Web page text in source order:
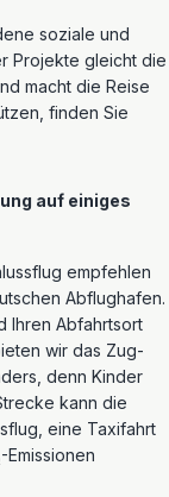
soziale und
Projekte gleicht die
macht die Reise
finden Sie
auf einiges
empfehlen
Abflughafen.
Ihren Abfahrtsort
wir das Zug-
denn Kinder
kann die
eine Taxifahrt